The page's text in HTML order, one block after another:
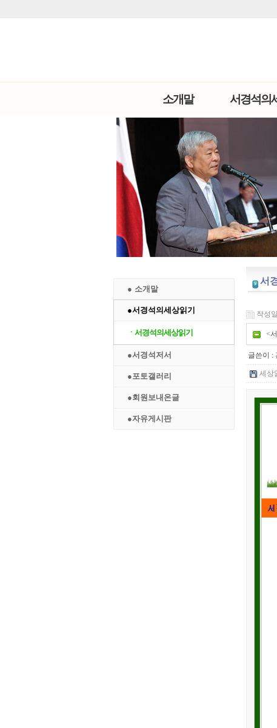
소개말 서경석의
● 소개말
●서경석의세상읽기
ㆍ서경석의세상읽기
●서경석저서
●포토갤러리
●회원보내온글
●자유게시판
서
작성
<서
글쓴이 :
세상